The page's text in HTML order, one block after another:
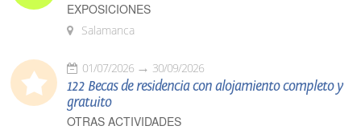
EXPOSICIONES
Salamanca
01/07/2026 30/09/2026
122 Becas de residencia con alojamiento completo y
gratuito
OTRAS ACTIVIDADES